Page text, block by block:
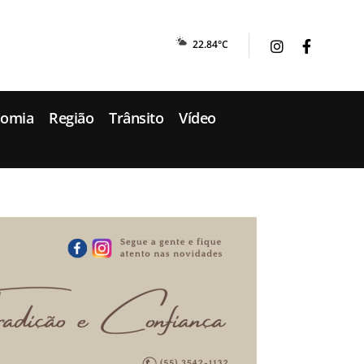
22.84°C
Região Trânsito Vídeo